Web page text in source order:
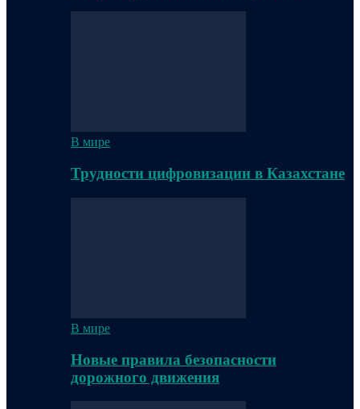
В мире
Трудности цифровизации в Казахстане
В мире
Новые правила безопасности
дорожного движения